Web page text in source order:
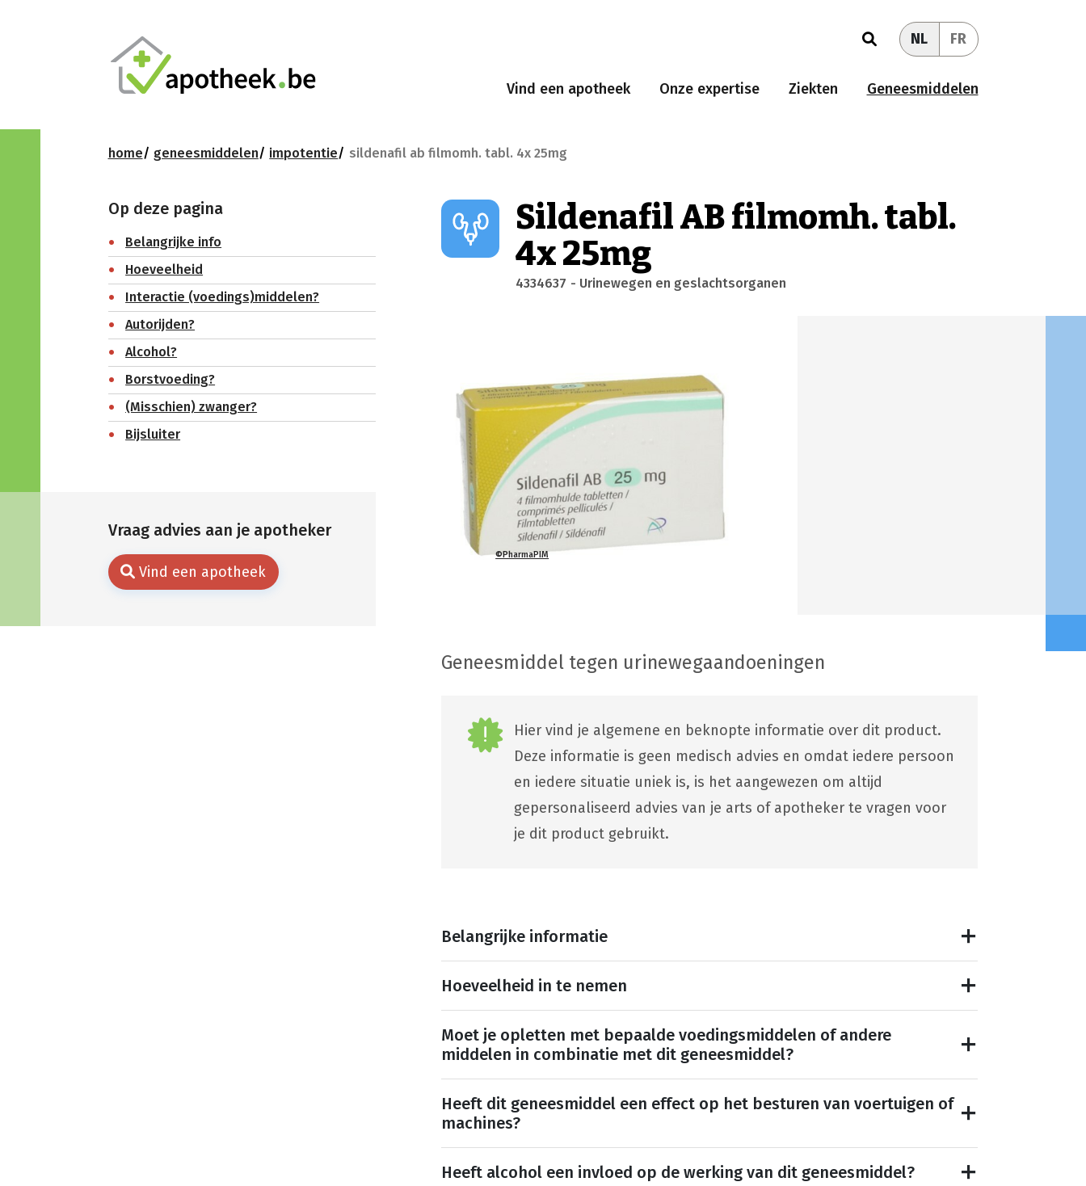
NL FR
Vind een apotheek Onze expertise Ziekten Geneesmiddelen
home geneesmiddelen impotentie sildenafil ab filmomh. tabl. 4x 25mg
Vraag advies aan je apotheker
Vind een apotheek
Op deze pagina
Belangrijke info
Hoeveelheid
Interactie (voedings)middelen?
Autorijden?
Alcohol?
Borstvoeding?
(Misschien) zwanger?
Bijsluiter
Sildenafil AB filmomh. tabl.
4x 25mg
4334637 - Urinewegen en geslachtsorganen
©PharmaPIM
Geneesmiddel tegen urinewegaandoeningen
Hier vind je algemene en beknopte informatie over dit product.
Deze informatie is geen medisch advies en omdat iedere persoon
en iedere situatie uniek is, is het aangewezen om altijd
gepersonaliseerd advies van je arts of apotheker te vragen voor
je dit product gebruikt.
Belangrijke informatie
Hoeveelheid in te nemen
Moet je opletten met bepaalde voedingsmiddelen of andere
middelen in combinatie met dit geneesmiddel?
Heeft dit geneesmiddel een effect op het besturen van voertuigen of
machines?
Heeft alcohol een invloed op de werking van dit geneesmiddel?